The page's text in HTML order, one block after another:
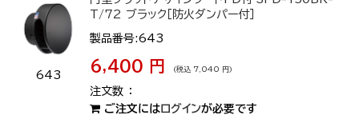
643
T/72 ブラック［防火ダンパー付］
製品番号:643
6,400 円 (税込 7,040 円)
ご注文には ログインが必要です